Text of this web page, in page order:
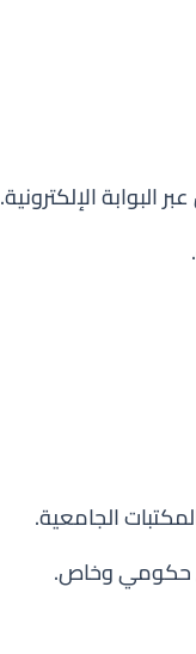
البوابة الإلكترونية.
الجامعية.
حكومي وخاص.